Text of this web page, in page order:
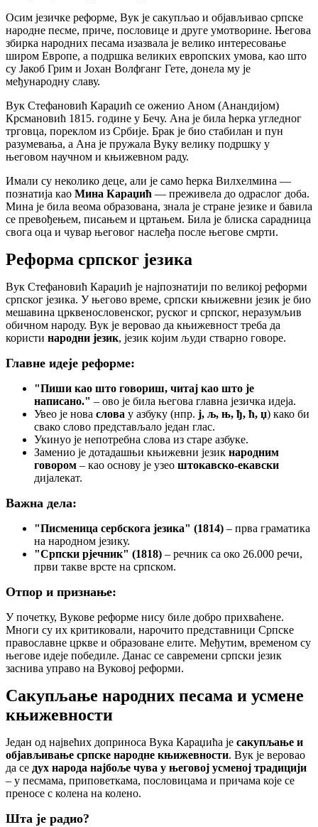
Осим језичке реформе, Вук је сакупљао и објављивао српске
народне песме, приче, пословице и друге умотворине. Његова
збирка народних песама изазвала је велико интересовање
широм Европе, а подршка великих европских умова, као што
су Јакоб Грим и Јохан Волфганг Гете, донела му је
међународну славу.
Вук Стефановић Караџић се оженио Аном (Анандијом)
Крсмановић 1815. године у Бечу. Ана је била ћерка угледног
трговца, пореклом из Србије. Брак је био стабилан и пун
разумевања, а Ана је пружала Вуку велику подршку у
његовом научном и књижевном раду.
Имали су неколико деце, али је само ћерка Вилхелмина —
познатија као Мина Караџић — преживела до одраслог доба.
Мина је била веома образована, знала је стране језике и бавила
се превођењем, писањем и цртањем. Била је блиска сарадница
свога оца и чувар његовог наслеђа после његове смрти.
Реформа српског језика
Вук Стефановић Караџић је најпознатији по великој реформи
српског језика. У његово време, српски књижевни језик је био
мешавина црквенословенског, руског и српског, неразумљив
обичном народу. Вук је веровао да књижевност треба да
користи народни језик, језик којим људи стварно говоре.
Главне идеје реформе:
"Пиши као што говориш, читај као што је
написано." – ово је била његова главна језичка идеја.
Увео је нова слова у азбуку (нпр. ј, љ, њ, ђ, ћ, џ) како би
свако слово представљало један глас.
Укинуо је непотребна слова из старе азбуке.
Заменио је дотадашњи књижевни језик народним
говором – као основу је узео штокавско-екавски
дијалекат.
Важна дела:
"Писменица сербскога језика" (1814) – прва граматика
на народном језику.
"Српски рјечник" (1818) – речник са око 26.000 речи,
први такве врсте на српском.
Отпор и признање:
У почетку, Вукове реформе нису биле добро прихваћене.
Многи су их критиковали, нарочито представници Српске
православне цркве и образоване елите. Међутим, временом су
његове идеје победиле. Данас се савремени српски језик
заснива управо на Вуковој реформи.
Сакупљање народних песама и усмене
књижевности
Један од највећих доприноса Вука Караџића је сакупљање и
објављивање српске народне књижевности. Вук је веровао
да се дух народа најбоље чува у његовој усменој традицији
– у песмама, приповеткама, пословицама и причама које се
преносе с колена на колено.
Шта је радио?